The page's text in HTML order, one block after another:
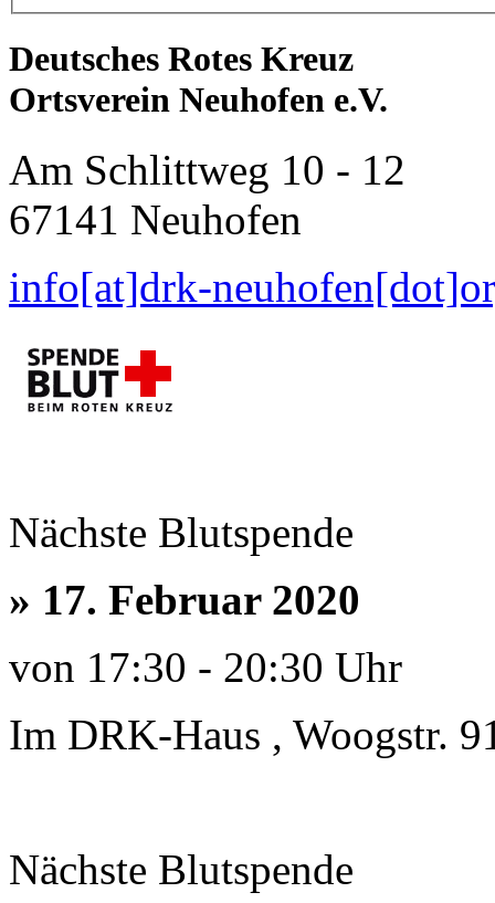
Deutsches Rotes Kreuz
Ortsverein Neuhofen e.V.
Am Schlittweg 10 - 12
67141 Neuhofen
info[at]drk-
Nächste Blutspende
» 17. Februar 2020
von 17:30 - 20:30 Uhr
Im DRK-Haus , Woogstr.
Nächste Blutspende